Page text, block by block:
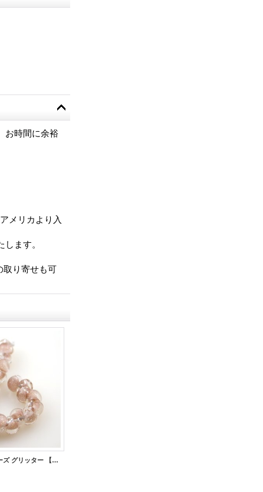
お時間に余裕
メリカより入
ます。
取り寄せも可
ティアドロップビーズ グリッター 【Nude Pink】